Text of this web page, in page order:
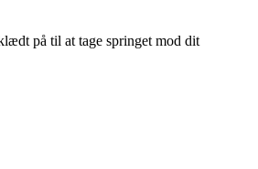
på til at tage springet mod dit